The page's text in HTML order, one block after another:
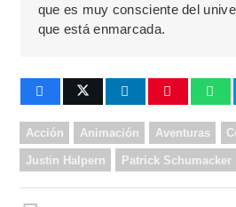
que es muy consciente del
que está enmarcada.
Acción Animación Aventuras
Justin Halpern Patrick Schumacker